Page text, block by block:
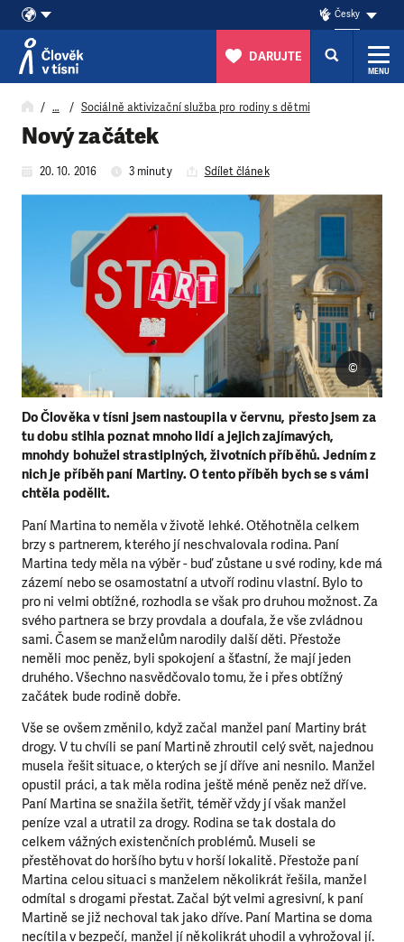
Přeskočit na obsah
Česky
DARUJTE
MENU
… Sociálně aktivizační služba pro rodiny s dětmi
Nový začátek
20. 10. 2016 3 minuty Sdílet článek
Do Člověka v tísni jsem nastoupila v červnu, přesto jsem za
tu dobu stihla poznat mnoho lidí a jejich zajímavých,
mnohdy bohužel strastiplných, životních příběhů. Jedním z
nich je příběh paní Martiny. O tento příběh bych se s vámi
chtěla podělit.
©
Paní Martina to neměla v životě lehké. Otěhotněla celkem
brzy s partnerem, kterého jí neschvalovala rodina. Paní
Martina tedy měla na výběr - buď zůstane u své rodiny, kde má
zázemí nebo se osamostatní a utvoří rodinu vlastní. Bylo to
pro ni velmi obtížné, rozhodla se však pro druhou možnost. Za
svého partnera se brzy provdala a doufala, že vše zvládnou
sami. Časem se manželům narodily další děti. Přestože
neměli moc peněz, byli spokojení a šťastní, že mají jeden
druhého. Všechno nasvědčovalo tomu, že i přes obtížný
začátek bude rodině dobře.
Vše se ovšem změnilo, když začal manžel paní Martiny brát
drogy. V tu chvíli se paní Martině zhroutil celý svět, najednou
musela řešit situace, o kterých se jí dříve ani nesnilo. Manžel
opustil práci, a tak měla rodina ještě méně peněz než dříve.
Paní Martina se snažila šetřit, téměř vždy jí však manžel
peníze vzal a utratil za drogy. Rodina se tak dostala do
celkem vážných existenčních problémů. Museli se
přestěhovat do horšího bytu v horší lokalitě. Přestože paní
Martina celou situaci s manželem několikrát řešila, manžel
odmítal s drogami přestat. Začal být velmi agresivní, k paní
Martině se již nechoval tak jako dříve. Paní Martina se doma
necítila v bezpečí, manžel jí několikrát uhodil a vyhrožoval jí.